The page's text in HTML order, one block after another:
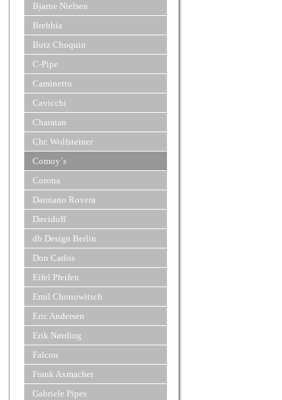
Bjarne Nielsen
Brebbia
Butz Choquin
C-Pipe
Caminetto
Cavicchi
Charatan
Chr. Wolfsteiner
Comoy´s
Corona
Damiano Rovera
Davidoff
db Design Berlin
Don Carlos
Eifel Pfeifen
Emil Chonowitsch
Eric Andersen
Erik Nørding
Falcon
Frank Axmacher
Gabriele Pipes